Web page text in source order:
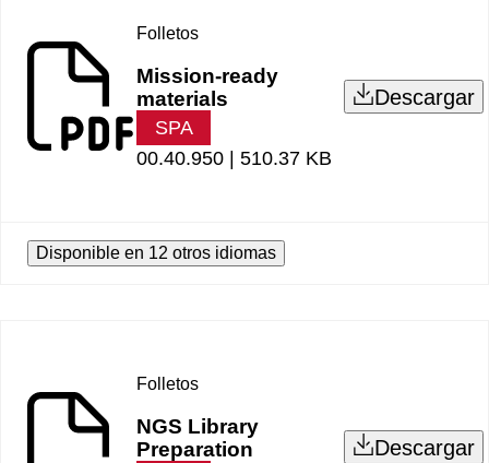
Folletos
Mission-ready
materials
SPA
00.40.950 | 510.37 KB
Descargar
Disponible en 12 otros idiomas
Folletos
NGS Library
Preparation
Descargar